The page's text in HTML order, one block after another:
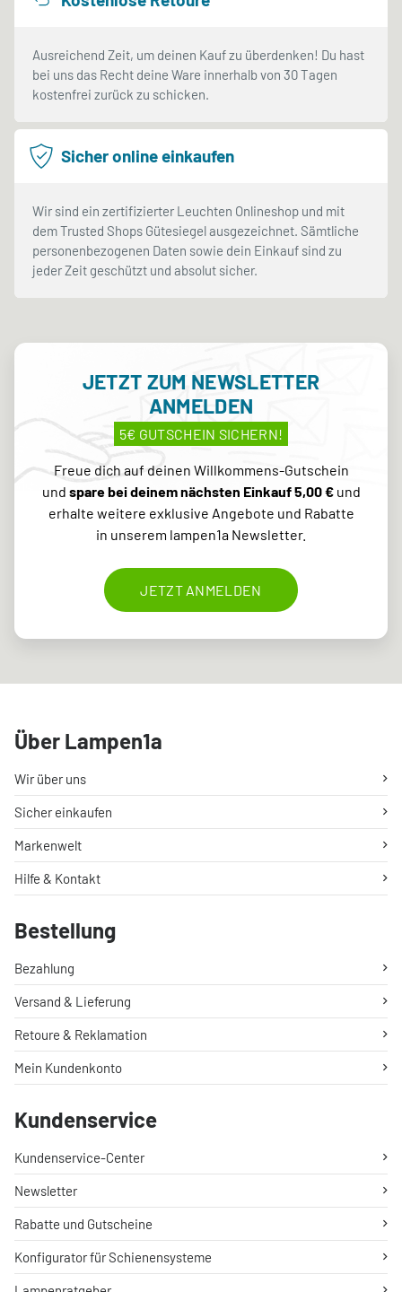
Ausreichend Zeit, um deinen Kauf zu überdenken! Du hast
bei uns das Recht deine Ware innerhalb von 30 Tagen
kostenfrei zurück zu schicken.
Sicher online einkaufen
Wir sind ein zertifizierter Leuchten Onlineshop und mit
dem Trusted Shops Gütesiegel ausgezeichnet. Sämtliche
personenbezogenen Daten sowie dein Einkauf sind zu
jeder Zeit geschützt und absolut sicher.
JETZT ZUM NEWSLETTER
ANMELDEN
5€ GUTSCHEIN SICHERN!
Freue dich auf deinen Willkommens-Gutschein
und spare bei deinem nächsten Einkauf 5,00 €und
erhalte weitere exklusive Angebote und Rabatte
in unserem lampen1a Newsletter.
JETZT ANMELDEN
Über Lampen1a
Wir über uns
Sicher einkaufen
Markenwelt
Hilfe & Kontakt
Bestellung
Bezahlung
Versand & Lieferung
Retoure & Reklamation
Mein Kundenkonto
Kundenservice
Kundenservice-Center
Newsletter
Rabatte und Gutscheine
Konfigurator für Schienensysteme